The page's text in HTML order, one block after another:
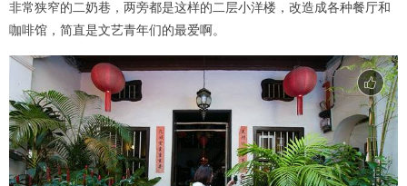
非常狭窄的二奶巷，两旁都是这样的二层小洋楼，改造成各种餐厅和
咖啡馆，简直是文艺青年们的最爱啊。